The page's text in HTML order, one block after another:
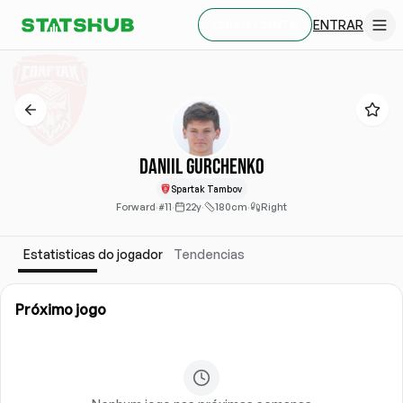
ENTRAR
Daniil Gurchenko
Spartak Tambov
Forward·#11· 22y· 180cm· Right
Estatisticas do jogador Tendencias
Próximo jogo